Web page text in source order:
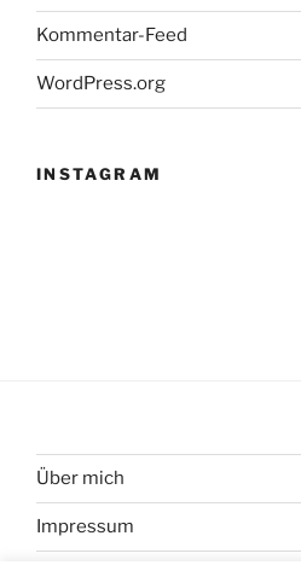
Kommentar-Feed
WordPress.org
INSTAGRAM
Über mich
Impressum